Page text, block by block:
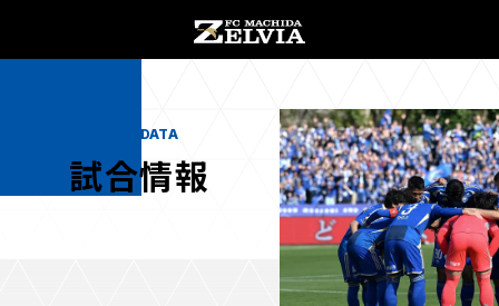
チケット購入 オンラインストア
MATCH DATA
試合情報